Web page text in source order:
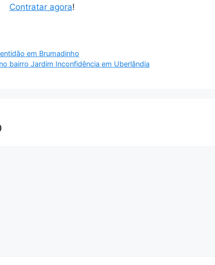
Contratar agora!
em Brumadinho
bairro Jardim Inconfidência em Uberlândia